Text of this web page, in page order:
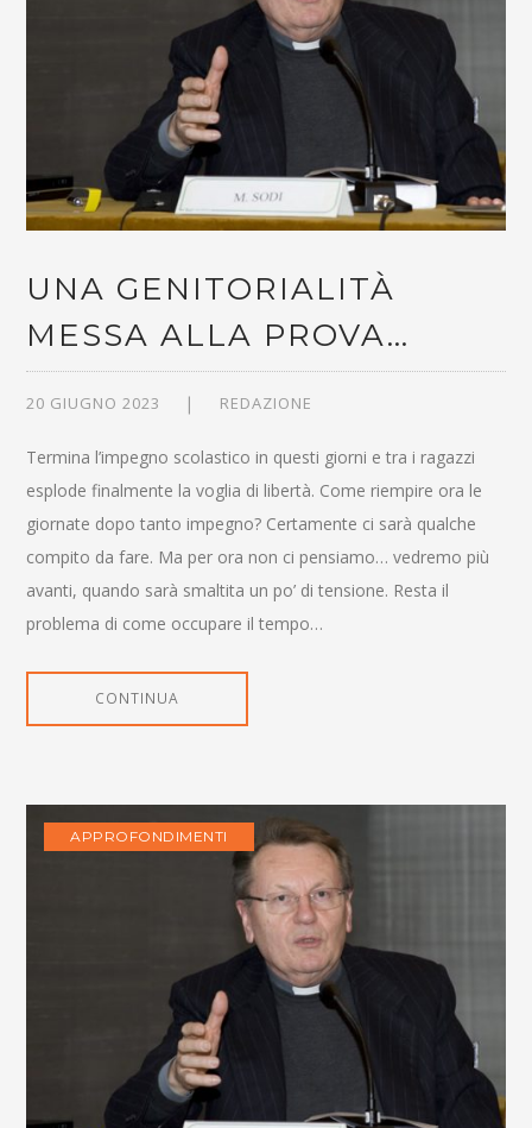
UNA GENITORIALITÀ
MESSA ALLA PROVA…
20 GIUGNO 2023 REDAZIONE
Termina l’impegno scolastico in questi giorni e tra i ragazzi
esplode finalmente la voglia di libertà. Come riempire ora le
giornate dopo tanto impegno? Certamente ci sarà qualche
compito da fare. Ma per ora non ci pensiamo… vedremo più
avanti, quando sarà smaltita un po’ di tensione. Resta il
problema di come occupare il tempo…
CONTINUA
APPROFONDIMENTI